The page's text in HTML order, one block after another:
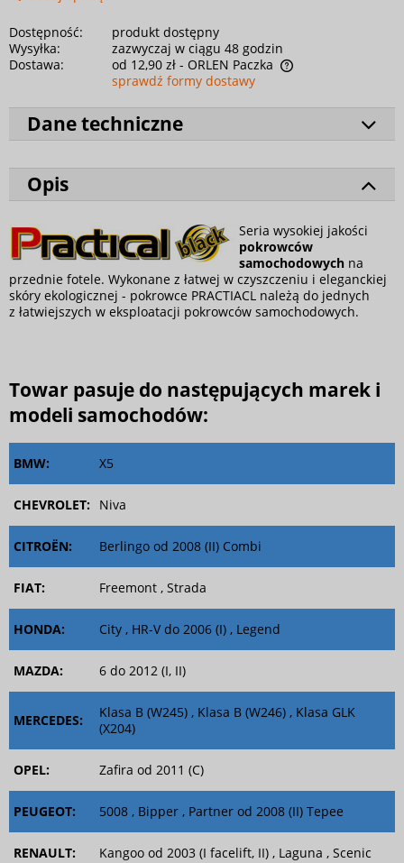
Dostępność:
produkt dostępny
Wysyłka:
zazwyczaj w ciągu 48 godzin
Dostawa:
od 12,90 zł - ORLEN Paczka
sprawdź formy dostawy
Dane techniczne
Opis
Seria wysokiej jakości
pokrowców
samochodowych na
przednie fotele. Wykonane z łatwej w czyszczeniu i eleganckiej
skóry ekologicznej - pokrowce PRACTIACL należą do jednych
z łatwiejszych w eksploatacji pokrowców samochodowych.
Towar pasuje do następujących marek i
modeli samochodów:
BMW: X5
CHEVROLET: Niva
CITROËN: Berlingo od 2008 (II) Combi
FIAT: Freemont , Strada
HONDA: City , HR-V do 2006 (I) , Legend
MAZDA: 6 do 2012 (I, II)
MERCEDES:
Klasa B (W245) , Klasa B (W246) , Klasa GLK
(X204)
OPEL: Zafira od 2011 (C)
PEUGEOT: 5008 , Bipper , Partner od 2008 (II) Tepee
RENAULT: Kangoo od 2003 (I facelift, II) , Laguna , Scenic